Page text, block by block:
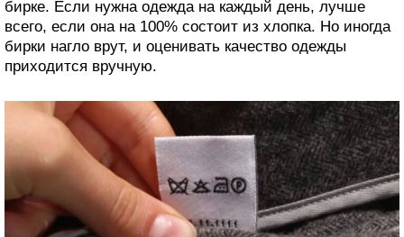
бирке. Если нужна одежда на каждый день, лучше
всего, если она на 100% состоит из хлопка. Но иногда
бирки нагло врут, и оценивать качество одежды
приходится вручную.